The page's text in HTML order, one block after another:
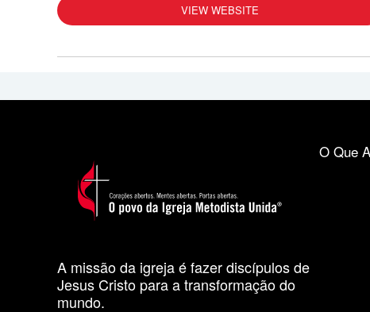
VIEW WEBSITE
A missão da igreja é fazer discípulos de
Jesus Cristo para a transformação do
mundo.
O Que